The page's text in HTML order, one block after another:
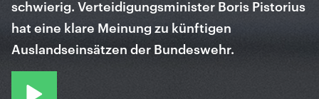
schwierig. Verteidigungsminister Boris Pistorius
hat eine klare Meinung zu künftigen
Auslandseinsätzen der Bundeswehr.